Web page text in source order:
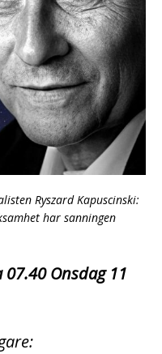
Ryszard Kapuscinski:
har sanningen
Onsdag 11